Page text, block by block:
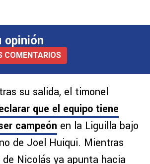
opinión
COMENTARIOS
su salida, el timonel
que el equipo tiene
campeón en la Liguilla bajo
de Joel Huiqui. Mientras
Nicolás ya apunta hacia